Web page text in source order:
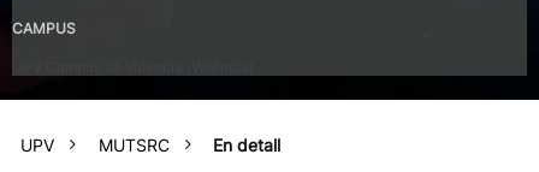
CAMPUS
UPV MUTSRC En detall